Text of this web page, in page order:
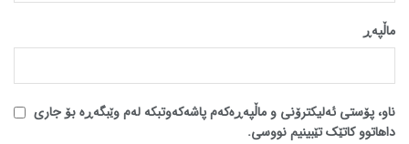
ماڵپه‌ڕ
ناو، پۆستی ئەلیکترۆنی و ماڵپەڕەکەم پاشەکەوتبکە لەم وێبگەڕە بۆ جاری
داهاتوو کاتێک تێبینیم نووسی.